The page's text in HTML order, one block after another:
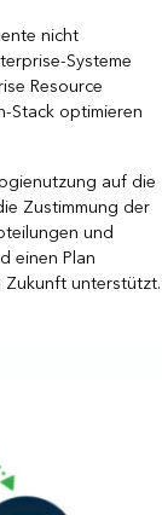
nicht
Systeme
Resource
Stack optimieren
auf die
Zustimmung der
und
einen Plan
Zukunft unterstützt.